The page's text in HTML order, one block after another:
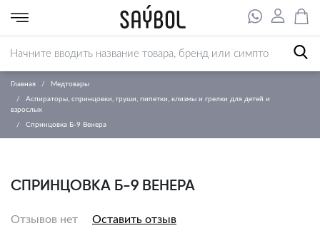
Главная Медтовары
Аспираторы, спринцовки, груши, пипетки, клизмы и грелки для детей и
взрослых
Спринцовка Б-9 Венера
СПРИНЦОВКА Б-9 ВЕНЕРА
Отзывов нет Оставить отзыв